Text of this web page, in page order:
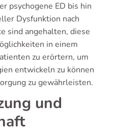
psychogene ED bis hin
Dysfunktion nach
sind angehalten, diese
in einem
zu erörtern, um
entwickeln zu können
zu gewährleisten.
und